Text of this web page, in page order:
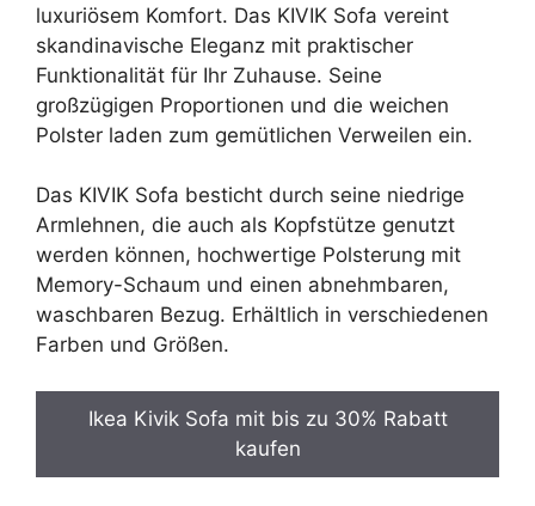
599,00 €419,30 €.
luxuriösem Komfort. Das KIVIK Sofa vereint
skandinavische Eleganz mit praktischer
Funktionalität für Ihr Zuhause. Seine
großzügigen Proportionen und die weichen
Polster laden zum gemütlichen Verweilen ein.
Das KIVIK Sofa besticht durch seine niedrige
Armlehnen, die auch als Kopfstütze genutzt
werden können, hochwertige Polsterung mit
Memory-Schaum und einen abnehmbaren,
waschbaren Bezug. Erhältlich in verschiedenen
Farben und Größen.
Ikea Kivik Sofa mit bis zu 30% Rabatt
kaufen